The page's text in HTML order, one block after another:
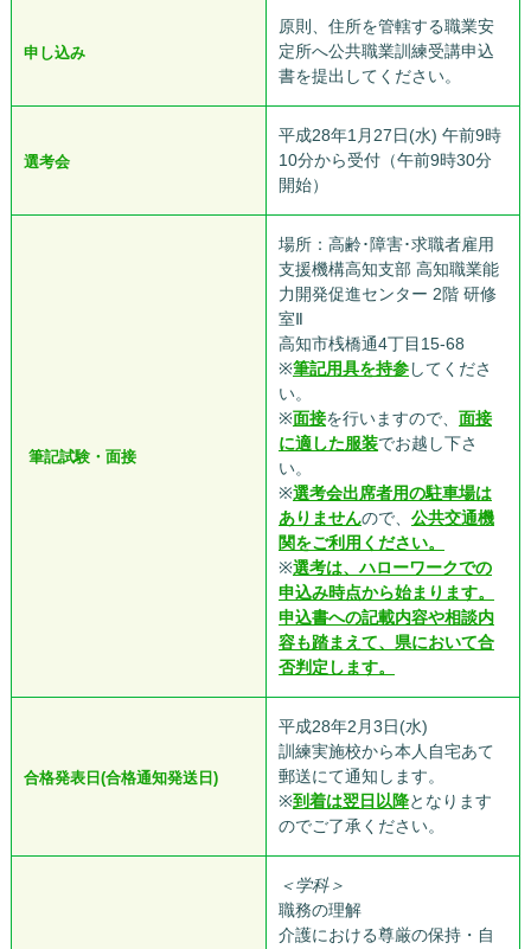
申し込み
原則、住所を管轄する職業安
定所へ公共職業訓練受講申込
書を提出してください。
選考会
平成28年1月27日(水) 午前9時
10分から受付（午前9時30分
開始）
筆記試験・面接
場所：高齢･障害･求職者雇用
支援機構高知支部 高知職業能
力開発促進センター 2階 研修
室Ⅱ
高知市桟橋通4丁目15-68
※筆記用具を持参してくださ
い。
※面接を行いますので、 面接
に適した服装でお越し下さ
い。
※選考会出席者用の駐車場は
ありませんので、 公共交通機
関をご利用ください。
※選考は、ハローワークでの
申込み時点から始まります。
申込書への記載内容や相談内
容も踏まえて、県において合
否判定します。
合格発表日(合格通知発送日)
平成28年2月3日(水)
訓練実施校から本人自宅あて
郵送にて通知します。
※到着は翌日以降となります
のでご了承ください。
＜学科＞
職務の理解
介護における尊厳の保持・自